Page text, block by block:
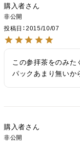
購入者
非公開
投稿日
2015/10/07
この参拝茶をのみた
パックあまり無いか
購入者
非公開